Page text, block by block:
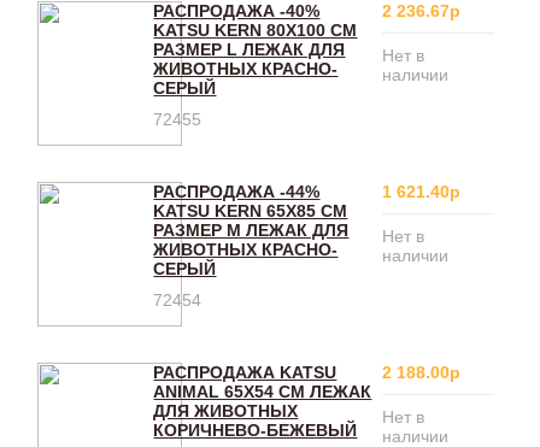
РАСПРОДАЖА -40%
KATSU KERN 80Х100 СМ
РАЗМЕР L ЛЕЖАК ДЛЯ
ЖИВОТНЫХ КРАСНО-
СЕРЫЙ
72455
2 236.67р
Нет в
наличии
РАСПРОДАЖА -44%
KATSU KERN 65Х85 СМ
РАЗМЕР M ЛЕЖАК ДЛЯ
ЖИВОТНЫХ КРАСНО-
СЕРЫЙ
72454
1 621.40р
Нет в
наличии
РАСПРОДАЖА KATSU
ANIMAL 65Х54 СМ ЛЕЖАК
ДЛЯ ЖИВОТНЫХ
КОРИЧНЕВО-БЕЖЕВЫЙ
2 188.00р
Нет в
наличии